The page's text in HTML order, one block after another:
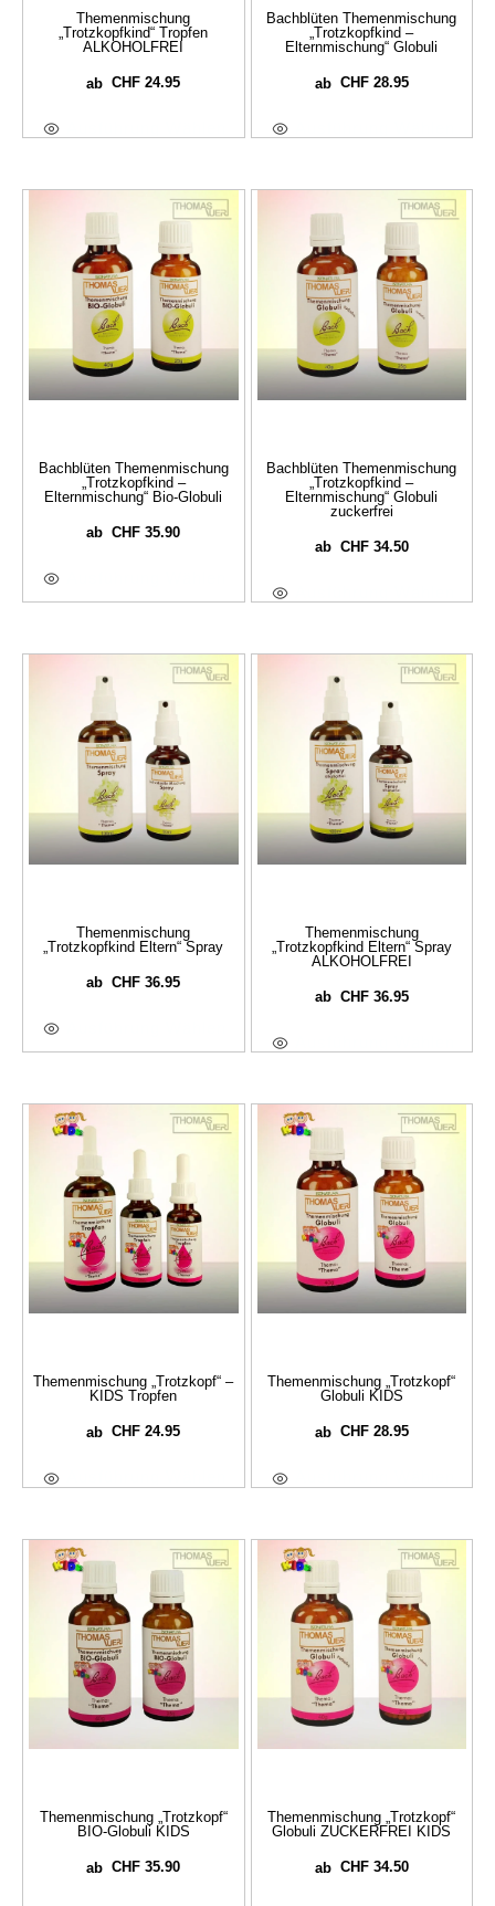
Themenmischung
„Trotzkopfkind“ Tropfen
ALKOHOLFREI
abCHF 24.95
Bachblüten Themenmischung
„Trotzkopfkind –
Elternmischung“ Globuli
ab CHF28.95
Bachblüten Themenmischung
„Trotzkopfkind –
Elternmischung“ Bio-Globuli
abCHF 35.90
Bachblüten Themenmischung
„Trotzkopfkind –
Elternmischung“ Globuli
zuckerfrei
ab CHF34.50
Themenmischung
„Trotzkopfkind Eltern“ Spray
abCHF 36.95
Themenmischung
„Trotzkopfkind Eltern“ Spray
ALKOHOLFREI
ab CHF36.95
Themenmischung „Trotzkopf“ –
KIDS Tropfen
abCHF 24.95
Themenmischung „Trotzkopf“
Globuli KIDS
ab CHF28.95
Themenmischung „Trotzkopf“
BIO-Globuli KIDS
abCHF 35.90
Themenmischung „Trotzkopf“
Globuli ZUCKERFREI KIDS
ab CHF34.50